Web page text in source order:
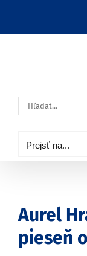
Hľadať:
Prejsť na...
Aurel
pieseň